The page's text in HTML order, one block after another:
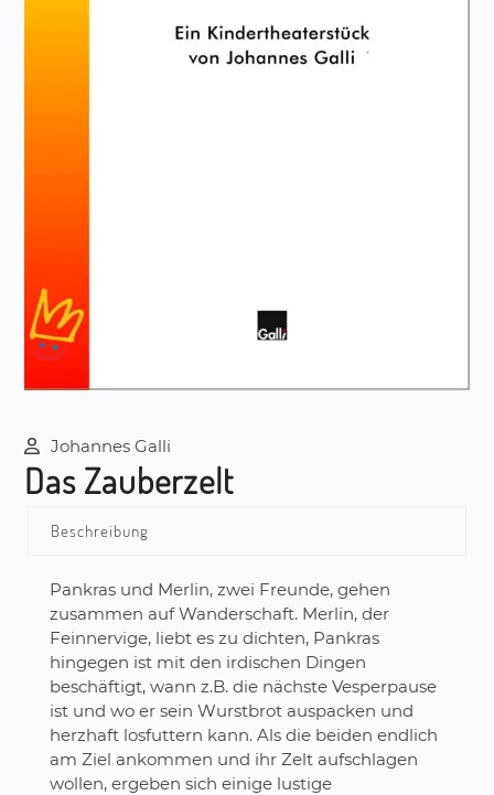
Johannes Galli
Das Zauberzelt
Beschreibung
Pankras und Merlin, zwei Freunde, gehen
zusammen auf Wanderschaft. Merlin, der
Feinnervige, liebt es zu dichten, Pankras
hingegen ist mit den irdischen Dingen
beschäftigt, wann z.B. die nächste Vesperpause
ist und wo er sein Wurstbrot auspacken und
herzhaft losfuttern kann. Als die beiden endlich
am Ziel ankommen und ihr Zelt aufschlagen
wollen, ergeben sich einige lustige